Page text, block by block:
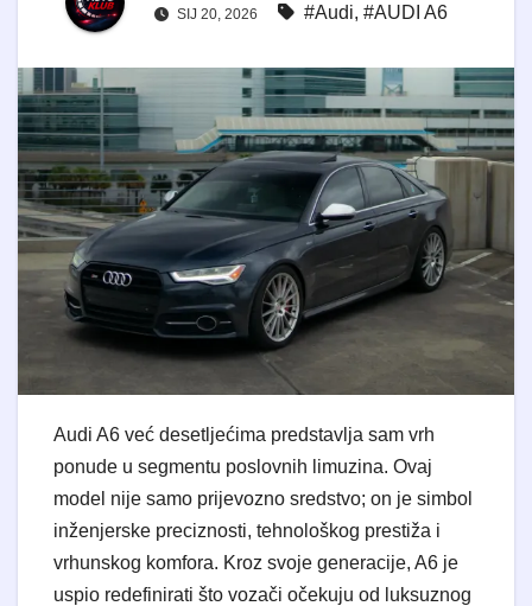
SIJ 20, 2026 #Audi, #AUDI A6
Audi A6 već desetljećima predstavlja sam vrh
ponude u segmentu poslovnih limuzina. Ovaj
model nije samo prijevozno sredstvo; on je simbol
inženjerske preciznosti, tehnološkog prestiža i
vrhunskog komfora. Kroz svoje generacije, A6 je
uspio redefinirati što vozači očekuju od luksuznog